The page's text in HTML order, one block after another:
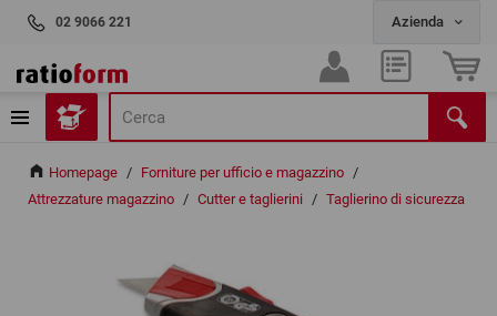
02 9066 221
Homepage / Forniture per ufficio e magazzino /
Attrezzature magazzino / Cutter e taglierini / Taglierino di sicurezza